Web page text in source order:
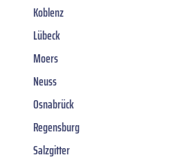
Koblenz
Lübeck
Moers
Neuss
Osnabrück
Regensburg
Salzgitter